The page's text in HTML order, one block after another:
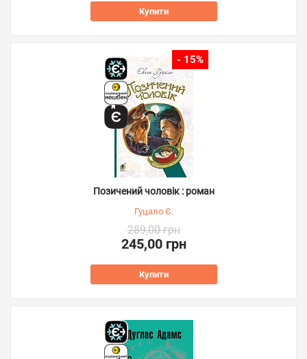
Купити
- 15%
Позичений чоловік : роман
Гуцало Є.
289,00 грн
245,00 грн
Купити